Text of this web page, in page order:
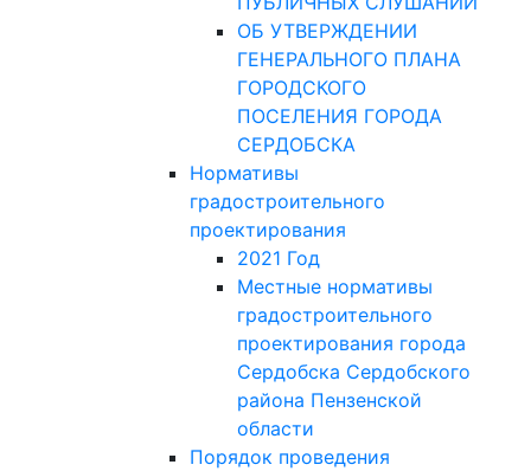
ОБ УТВЕРЖДЕНИИ
ГЕНЕРАЛЬНОГО ПЛАНА
ГОРОДСКОГО
ПОСЕЛЕНИЯ ГОРОДА
СЕРДОБСКА
Нормативы
градостроительного
проектирования
2021 Год
Местные нормативы
градостроительного
проектирования города
Сердобска Сердобского
района Пензенской
области
Порядок проведения